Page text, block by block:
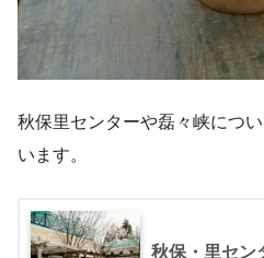
秋保里センターや磊々峡につ
います。
秋保・里セン